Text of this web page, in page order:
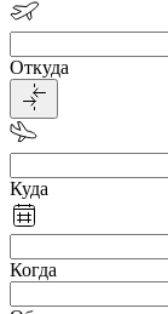
Откуда
Куда
Когда